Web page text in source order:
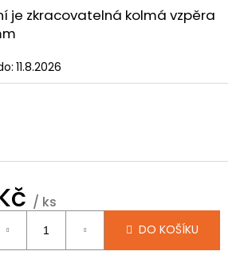
je zkracovatelná kolmá vzpěra
11.8.2026
/ ks
DO KOŠÍKU